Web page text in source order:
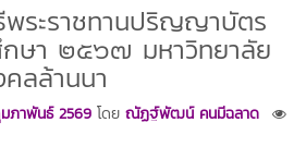
ระราชทานปริญญาบัตร
ษา ๒๕๖๗ มหาวิทยาลัย
คลล้านนา
ภาพันธ์ 2569 โดย ณัฏฐ์พัฒน์ คนมีฉลาด